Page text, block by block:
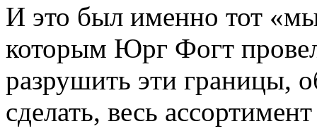
И это был именно тот
которым Юрг Фогт
разрушить эти границы,
сделать, весь